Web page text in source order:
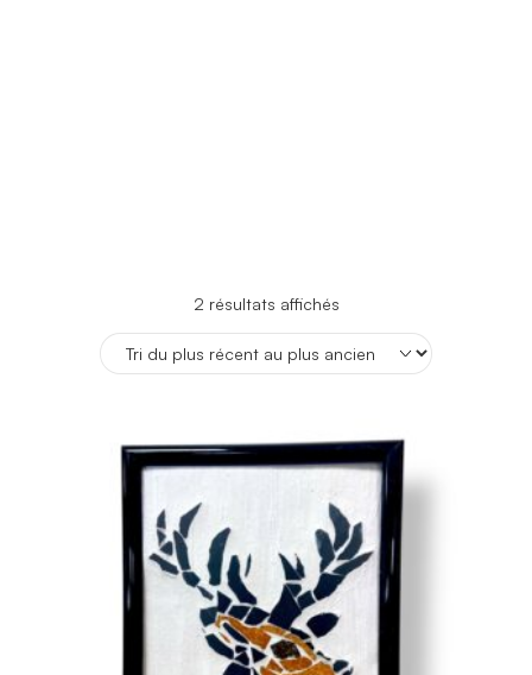
2 résultats affichésTrié
plus
récent
ancien